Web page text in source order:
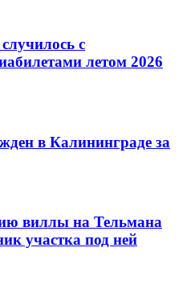
с
летом 2026
в Калининграде за
виллы на Тельмана
участка под ней